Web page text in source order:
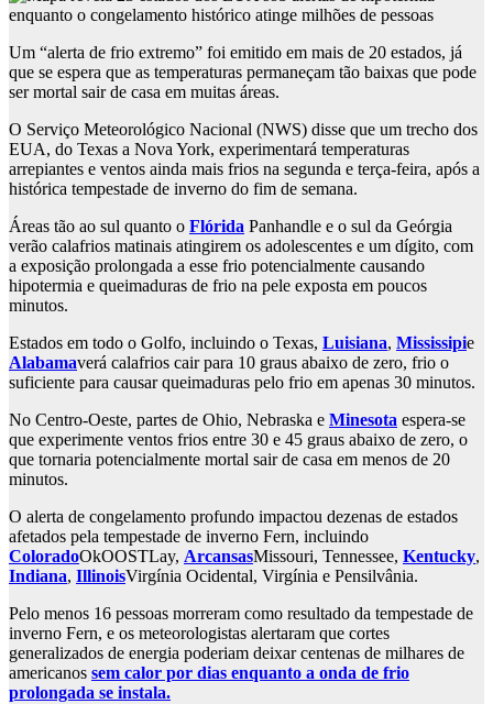
Um “alerta de frio extremo” foi emitido em mais de 20 estados, já
que se espera que as temperaturas permaneçam tão baixas que pode
ser mortal sair de casa em muitas áreas.
O Serviço Meteorológico Nacional (NWS) disse que um trecho dos
EUA, do Texas a Nova York, experimentará temperaturas
arrepiantes e ventos ainda mais frios na segunda e terça-feira, após a
histórica tempestade de inverno do fim de semana.
Áreas tão ao sul quanto o Flórida Panhandle e o sul da Geórgia
verão calafrios matinais atingirem os adolescentes e um dígito, com
a exposição prolongada a esse frio potencialmente causando
hipotermia e queimaduras de frio na pele exposta em poucos
minutos.
Estados em todo o Golfo, incluindo o Texas, Luisiana, Mississipie
Alabamaverá calafrios cair para 10 graus abaixo de zero, frio o
suficiente para causar queimaduras pelo frio em apenas 30 minutos.
No Centro-Oeste, partes de Ohio, Nebraska e Minesota espera-se
que experimente ventos frios entre 30 e 45 graus abaixo de zero, o
que tornaria potencialmente mortal sair de casa em menos de 20
minutos.
O alerta de congelamento profundo impactou dezenas de estados
afetados pela tempestade de inverno Fern, incluindo
ColoradoOkOOSTLay, ArcansasMissouri, Tennessee, Kentucky,
Indiana, IllinoisVirgínia Ocidental, Virgínia e Pensilvânia.
Pelo menos 16 pessoas morreram como resultado da tempestade de
inverno Fern, e os meteorologistas alertaram que cortes
generalizados de energia poderiam deixar centenas de milhares de
americanos sem calor por dias enquanto a onda de frio
prolongada se instala.